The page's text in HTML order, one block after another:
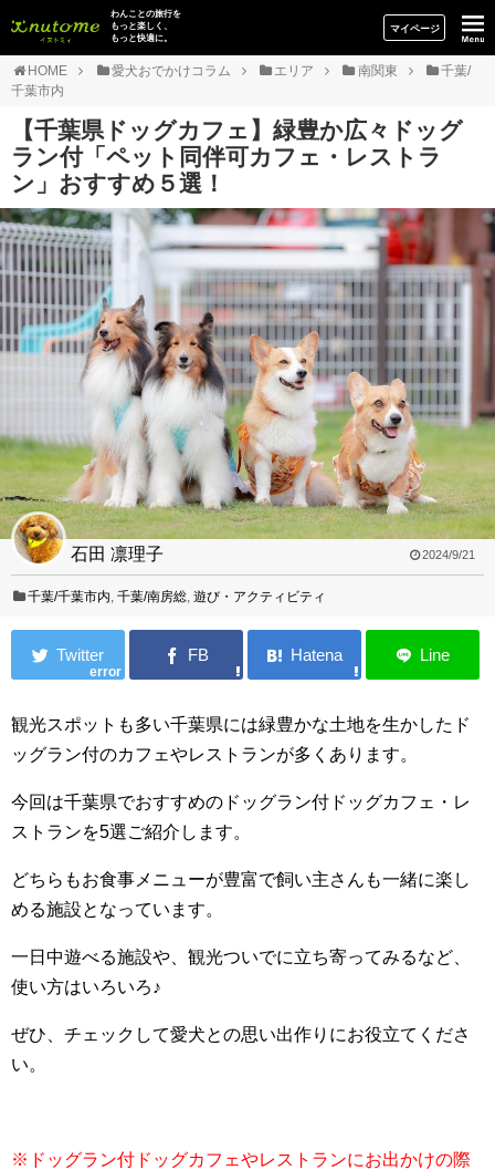
イヌトミィ
わんことの旅行を
もっと楽しく、
もっと快適に。
マイページ
HOME 愛犬おでかけコラム エリア 南関東
千葉/
千葉市内
【千葉県ドッグカフェ】緑豊か広々ドッグ
ラン付「ペット同伴可カフェ・レストラ
ン」おすすめ５選！
石田 凛理子 2024/9/21
千葉/千葉市内,千葉/南房総,遊び・アクティビティ
error
観光スポットも多い千葉県には緑豊かな土地を生かしたド
ッグラン付のカフェやレストランが多くあります。
今回は千葉県でおすすめのドッグラン付ドッグカフェ・レ
ストランを5選ご紹介します。
どちらもお食事メニューが豊富で飼い主さんも一緒に楽し
める施設となっています。
一日中遊べる施設や、観光ついでに立ち寄ってみるなど、
使い方はいろいろ♪
ぜひ、チェックして愛犬との思い出作りにお役立てくださ
い。
※ドッグラン付ドッグカフェやレストランにお出かけの際